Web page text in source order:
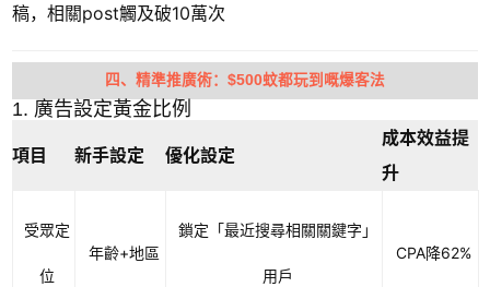
稿，相關post觸及破10萬次
四、精準推廣術：$500蚊都玩到嘅爆客法
1. 廣告設定黃金比例
項目 新手設定 優化設定
成本效益提
升
受眾定
位
年齡+地區
鎖定「最近搜尋相關關鍵字」
用戶
CPA降62%